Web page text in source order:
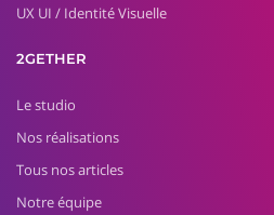
UX UI / Identité Visuelle
2GETHER
Le studio
Nos réalisations
Tous nos articles
Notre équipe